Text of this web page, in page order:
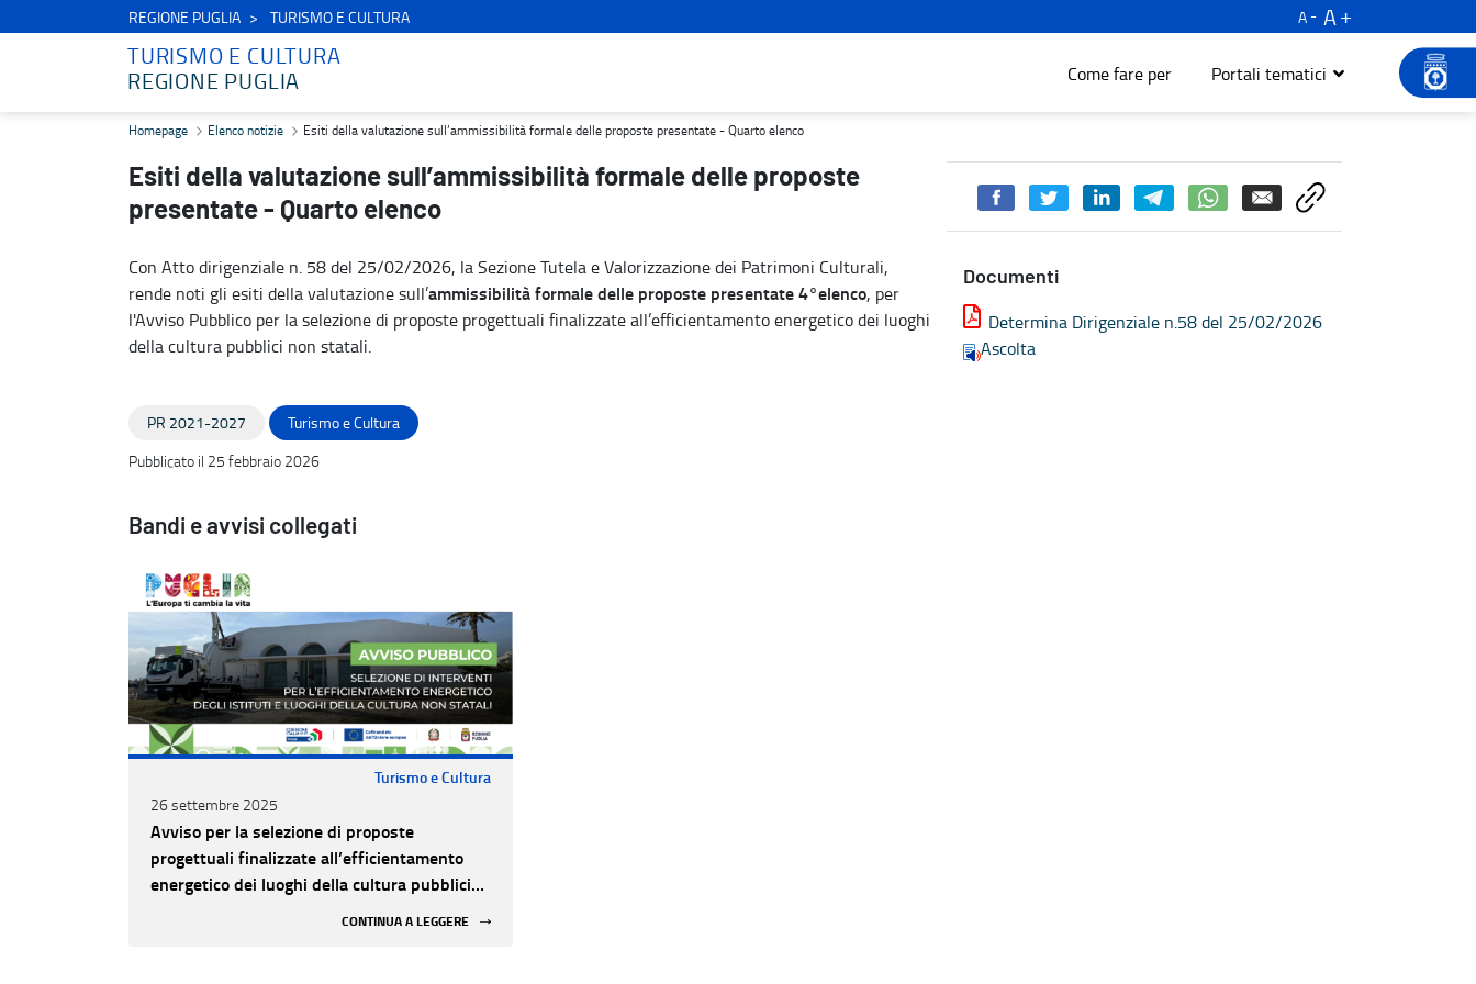
REGIONE PUGLIA TURISMO E CULTURA A
A
TURISMO E CULTURA
REGIONE PUGLIA
Come fare per Portali tematici
Esiti della valutazione sull’ammissibilità formale delle proposte presentate - Quarto elenco - Turismo e cultura
Homepage Elenco notizie Esiti della valutazione sull’ammissibilità formale delle proposte presentate - Quarto elenco
Esiti della valutazione sull’ammissibilità formale delle proposte
presentate - Quarto elenco
Con Atto dirigenziale n. 58 del 25/02/2026, la Sezione Tutela e Valorizzazione dei Patrimoni Culturali,
rende noti gli esiti della valutazione sull’ammissibilità formale delle proposte presentate 4°elenco, per
l'Avviso Pubblico per la selezione di proposte progettuali finalizzate all’efficientamento energetico dei luoghi
della cultura pubblici non statali.
Documenti
Determina Dirigenziale n.58 del 25/02/2026
Ascolta
PR 2021-2027
Turismo e Cultura
Pubblicato il 25 febbraio 2026
Bandi e avvisi collegati
Turismo e Cultura
26 settembre 2025
Avviso per la selezione di proposte
progettuali finalizzate all’efficientamento
energetico dei luoghi della cultura pubblici
CONTINUA A LEGGERE